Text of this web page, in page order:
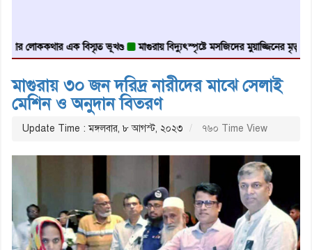
এক বিস্মৃত ভূখণ্ড মাগুরায় বিদ্যুৎস্পৃষ্টে মসজিদের মুয়াজ্জিনের মৃত্যু আবৃত্তি
মাগুরায় ৩০ জন দরিদ্র নারীদের মাঝে সেলাই
মেশিন ও অনুদান বিতরণ
Update Time : মঙ্গলবার, ৮ আগস্ট, ২০২৩ ৭৬০ Time View